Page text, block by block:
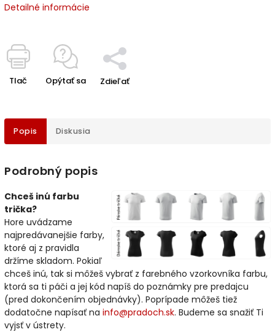
Detailné informácie
Tlač Opýtať sa Zdieľať
Popis Diskusia
Podrobný popis
Chceš inú farbu
trička?
Hore uvádzame
najpredávanejšie farby,
ktoré aj z pravidla
držíme skladom. Pokiaľ
chceš inú, tak si môžeš vybrať z farebného vzorkovníka farbu,
ktorá sa ti páči a jej kód napíš do poznámky pre predajcu
(pred dokončením objednávky). Poprípade môžeš tiež
dodatočne napísať na info@pradoch.sk. Budeme sa snažiť Ti
vyjsť v ústrety.